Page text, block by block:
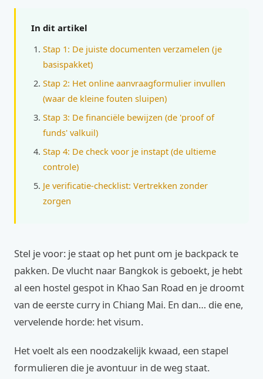
In dit artikel
Stap 1: De juiste documenten verzamelen (je
basispakket)
Stap 2: Het online aanvraagformulier invullen
(waar de kleine fouten sluipen)
Stap 3: De financiële bewijzen (de 'proof of
funds' valkuil)
Stap 4: De check voor je instapt (de ultieme
controle)
Je verificatie-checklist: Vertrekken zonder
zorgen
Stel je voor: je staat op het punt om je backpack te
pakken. De vlucht naar Bangkok is geboekt, je hebt
al een hostel gespot in Khao San Road en je droomt
van de eerste curry in Chiang Mai. En dan… die ene,
vervelende horde: het visum.
Het voelt als een noodzakelijk kwaad, een stapel
formulieren die je avontuur in de weg staat.